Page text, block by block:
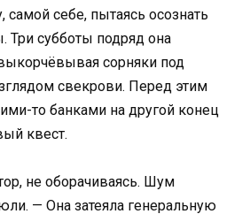
самой себе, пытаясь осознать
Три субботы подряд она
сорняки под
свекрови. Перед этим
то банками на другой конец
квест.
не оборачиваясь. Шум
— Она затеяла генеральную